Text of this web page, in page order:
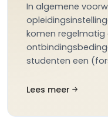
In algemene
komen regelmatig
studenten een
Lees meer